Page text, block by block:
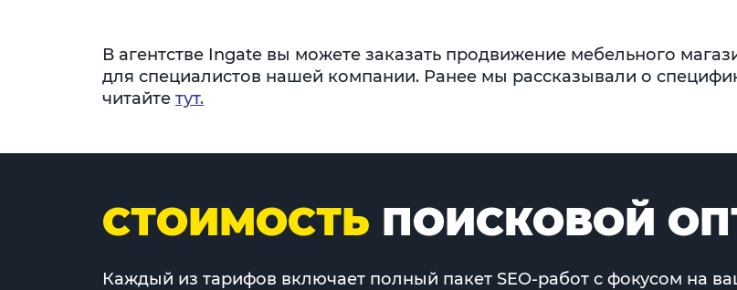
В агентстве Ingate вы можете заказать продвижение мебельного
для специалистов нашей компании. Ранее мы рассказывали о
читайте тут.
СТОИМОСТЬ ПОИСКОВОЙ
Каждый из тарифов включает полный пакет SEO-работ с фокусом на